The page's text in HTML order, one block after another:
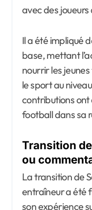
avec des
Il a été impliqué
base, mettant
nourrir les
le sport au
contributions ont
football dans sa
Transition
ou
La transition de
entraîneur a été
son expérience